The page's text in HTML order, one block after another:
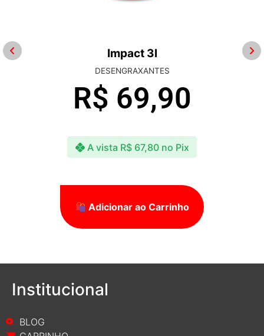
Impact 3l
DESENGRAXANTES
R$ 69,90
A vista R$67,80 no Pix
Adicionar ao Carrinho
Institucional
BLOG